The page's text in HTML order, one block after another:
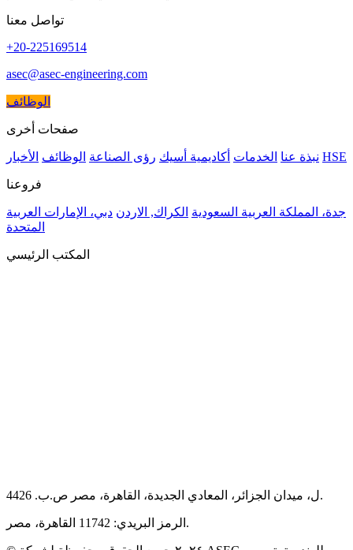
تواصل معنا
+20-225169514
asec@asec-engineering.com
الوظائف
صفحات أخرى
نبذة عنا الخدمات أكاديمية أسيك رؤى الصناعة الوظائف الأخبار HSE
فروعنا
جدة، المملكة العربية السعودية الكراك, الاردن دبي، الإمارات العربية
المتحدة
المكتب الرئيسي
44ل، ميدان الجزائر، المعادي الجديدة، القاهرة، مصر ص.ب. 26.
الرمز البريدي: 11742 القاهرة، مصر.